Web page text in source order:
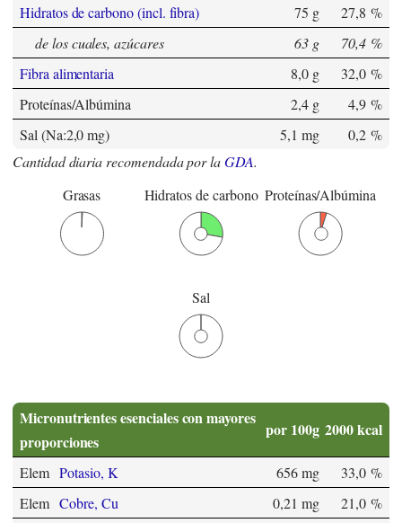
Hidratos de carbono (incl. fibra)
75 g
27,8 %
de los cuales, azúcares
63 g
70,4 %
Fibra alimentaria
8,0 g
32,0 %
Proteínas/Albúmina
2,4 g
4,9 %
Sal (Na:2,0 mg)
5,1 mg
0,2 %
Cantidad diaria recomendada por laGDA.
Grasas
Hidratos de carbono Proteínas/Albúmina
Sal
Micronutrientes esenciales con mayores
proporciones
por 100g 2000 kcal
Elem Potasio, K 656 mg
33,0 %
Elem Cobre, Cu 0,21 mg
21,0 %